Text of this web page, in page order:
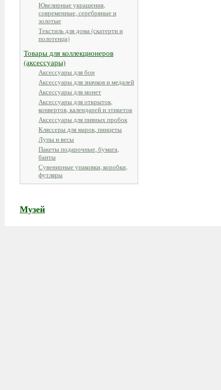
Ювелирные украшения,
современные, серебряные и
золотые
Текстиль для дома (скатерти и
полотенца)
Товары для коллекционеров
(аксессуары)
Аксессуары для бон
Аксессуары для значков и медалей
Аксессуары для монет
Аксессуары для открыток,
конвертов, календарей и этикеток
Аксессуары для пивных пробок
Кляссеры для марок, пинцеты
Лупы и весы
Пакеты подарочные, бумага,
банты
Сувенирные упаковки, коробки,
футляры
Музей